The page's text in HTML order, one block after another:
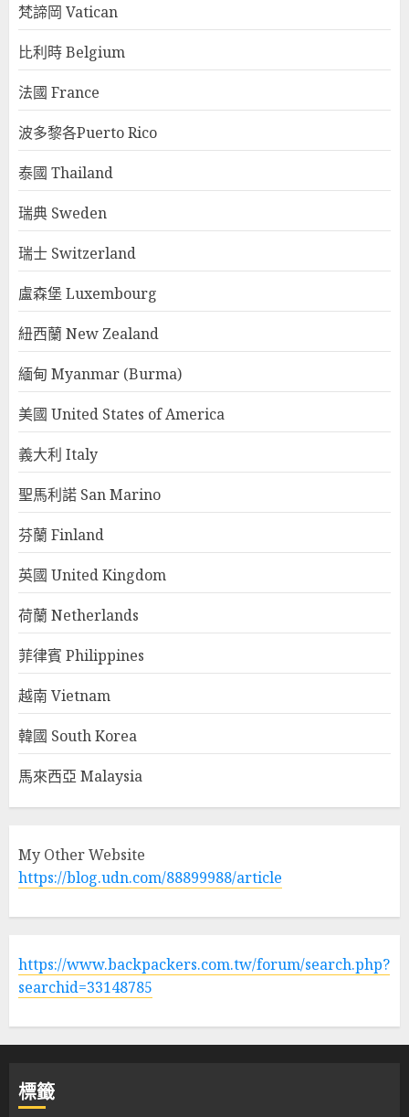
梵諦岡 Vatican
比利時 Belgium
法國 France
波多黎各Puerto Rico
泰國 Thailand
瑞典 Sweden
瑞士 Switzerland
盧森堡 Luxembourg
紐西蘭 New Zealand
緬甸 Myanmar (Burma)
美國 United States of America
義大利 Italy
聖馬利諾 San Marino
芬蘭 Finland
英國 United Kingdom
荷蘭 Netherlands
菲律賓 Philippines
越南 Vietnam
韓國 South Korea
馬來西亞 Malaysia
My Other Website
https://blog.udn.com/88899988/article
https://www.backpackers.com.tw/forum/search.php?
searchid=33148785
標籤